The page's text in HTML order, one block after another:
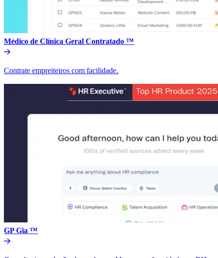
Médico de Clínica Geral Contratado ™​​
Contrate empreiteiros com facilidade.​​
GP Gia ™​​